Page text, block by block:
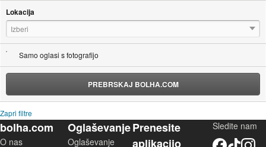
Lokacija
Izberi
Samo oglasi s fotografijo
PREBRSKAJ BOLHA.COM
Zapri filtre
bolha.com
O nas
Oglaševanje
Oglaševanje
Prenesite
aplikacijo
Sledite nam